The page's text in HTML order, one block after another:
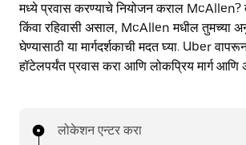
मध्ये प्रवास करण्याचे नियोजन कराल McAllen?
किंवा रहिवासी असाल, McAllen मधील तुमच्या
घेण्यासाठी या मार्गदर्शकाची मदत घ्या. Uber
हॉटेलपर्यंत प्रवास करा आणि लोकप्रिय मार्ग आणि
लोकेशन एन्टर करा